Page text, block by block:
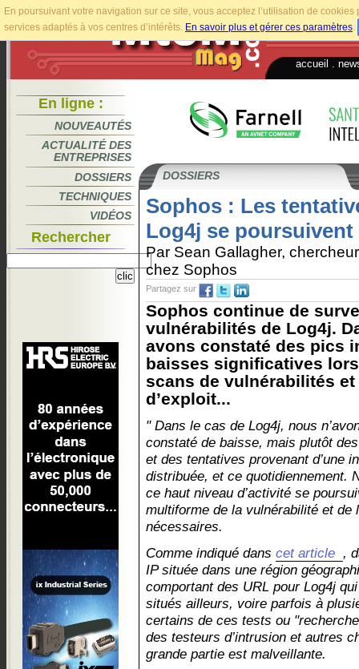
En poursuivant votre navigation sur ce site, vous acceptez l’utilisation de
services adaptés à vos centres d’intérêts. En savoir plus et gérer ces paramètres.
accueil
En ligne :
NOUVEAUTÉS
ACTUALITÉ DES
ENTREPRISES
DOSSIERS
TECHNIQUES
VIDÉOS
Rechercher
DOSSIERS
Sophos : Les
Log4j se poursuivent
Par Sean Gallagher,
chez Sophos
Partagez sur
Sophos continue de
vulnérabilités de Log4j.
avons constaté des pics
baisses significatives
scans de vulnérabilités
d’exploit...
" Dans le cas de Log4j, nous
constaté de baisse, mais plutôt
et des tentatives provenant d’une
distribuée, et ce quotidiennement.
ce haut niveau d’activité se
multiforme de la vulnérabilité et de
nécessaires.
Comme indiqué dans cet article ,
IP située dans une région
comportant des URL pour Log4j
situés ailleurs, voire parfois à
certains de ces tests ou
des testeurs d’intrusion et autres
grande partie est malveillante.